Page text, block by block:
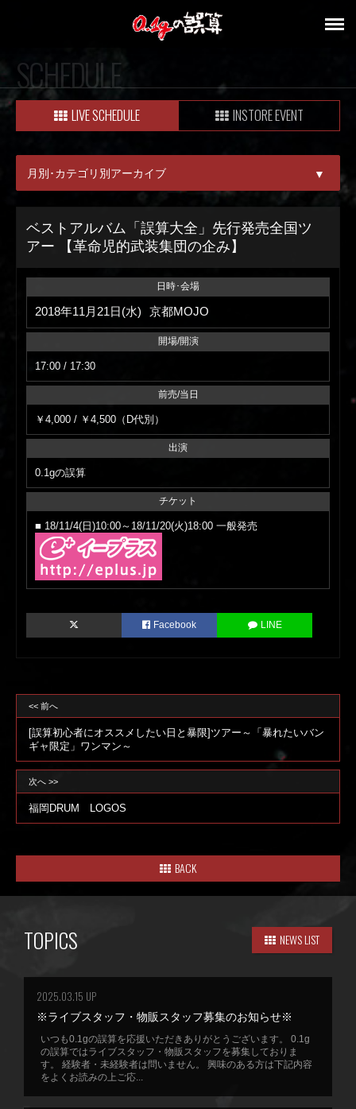
SCHEDULE
LIVE SCHEDULE INSTORE EVENT
月別･カテゴリ別アーカイブ ▼
ALL
08月
09月
ベストアルバム「誤算大全」先行発売全国ツ
アー 【革命児的武装集団の企み】
日時･会場
2018年11月21日(水) 京都MOJO
開場/開演
17:00 / 17:30
前売/当日
￥4,000 / ￥4,500（D代別）
出演
0.1gの誤算
チケット
■ 18/11/4(日)10:00～18/11/20(火)18:00 一般発売
Facebook LINE
<< 前へ
[誤算初心者にオススメしたい日と暴限]ツアー～「暴れたいバン
ギャ限定」ワンマン～
次へ >>
福岡DRUM LOGOS
BACK
TOPICS NEWS LIST
2025.03.15 UP
※ライブスタッフ・物販スタッフ募集のお知らせ※
いつも0.1gの誤算を応援いただきありがとうございます。 0.1g
の誤算ではライブスタッフ・物販スタッフを募集しておりま
す。 経験者・未経験者は問いません。 興味のある方は下記内容
をよくお読みの上ご応...